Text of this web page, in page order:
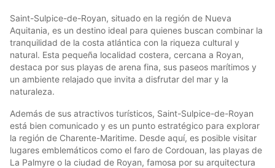
Saint-Sulpice-de-Royan, situado en la región de Nueva
Aquitania, es un destino ideal para quienes buscan combinar la
tranquilidad de la costa atlántica con la riqueza cultural y
natural. Esta pequeña localidad costera, cercana a Royan,
destaca por sus playas de arena fina, sus paseos marítimos y
un ambiente relajado que invita a disfrutar del mar y la
naturaleza.
Además de sus atractivos turísticos, Saint-Sulpice-de-Royan
está bien comunicado y es un punto estratégico para explorar
la región de Charente-Maritime. Desde aquí, es posible visitar
lugares emblemáticos como el faro de Cordouan, las playas de
La Palmyre o la ciudad de Royan, famosa por su arquitectura